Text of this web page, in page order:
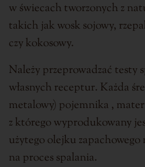
w świecach tworzonych z
takich jak wosk sojowy,
czy kokosowy.
Należy przeprowadzać testy
własnych receptur. Każda
metalowy) pojemnika ,
z którego wyprodukowany
użytego olejku zapachowego
na proces spalania.